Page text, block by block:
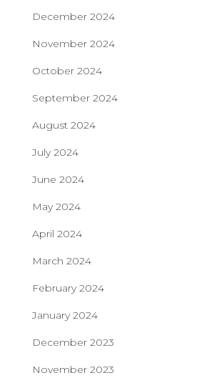
December 2024
November 2024
October 2024
September 2024
August 2024
July 2024
June 2024
May 2024
April 2024
March 2024
February 2024
January 2024
December 2023
November 2023